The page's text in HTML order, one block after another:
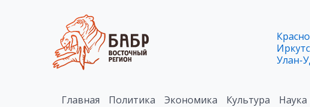
Улан-
Главная Политика Экономика Культура Наука